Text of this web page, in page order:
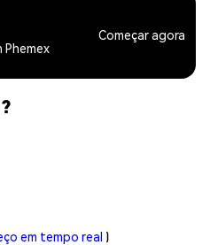
Phemex
Começar agora
em tempo real )